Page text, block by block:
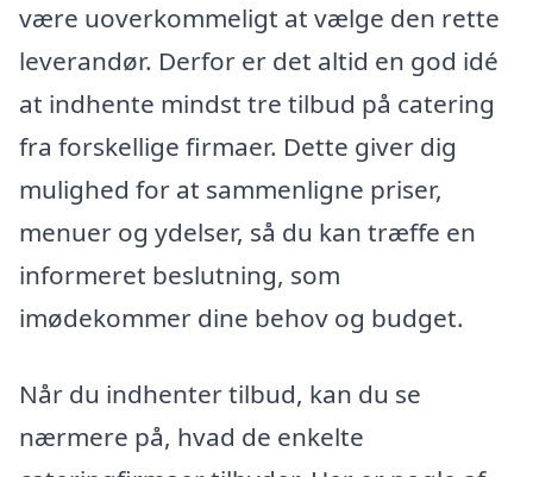
være uoverkommeligt at vælge den rette
leverandør. Derfor er det altid en god idé
at indhente mindst tre tilbud på catering
fra forskellige firmaer. Dette giver dig
mulighed for at sammenligne priser,
menuer og ydelser, så du kan træffe en
informeret beslutning, som
imødekommer dine behov og budget.
Når du indhenter tilbud, kan du se
nærmere på, hvad de enkelte